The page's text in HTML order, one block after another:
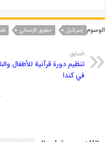
الوسوم إسرائيل حقوق الإنساني
السابق
تنظیم دورة قرآنیة للأطفال
في کندا